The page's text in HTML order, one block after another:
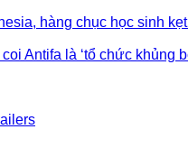
hàng chục học sinh
Antifa là ‘tổ chức khủng